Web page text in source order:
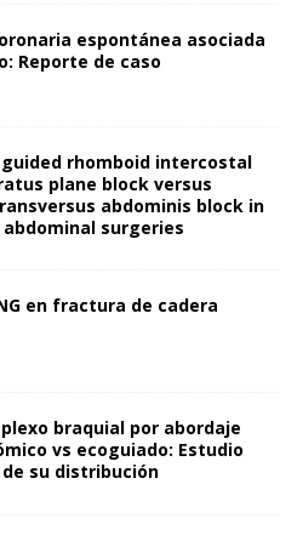
espontánea asociada
Reporte de caso
rhomboid intercostal
plane block versus
abdominis block in
surgeries
en fractura de cadera
braquial por abordaje
vs ecoguiado: Estudio
su distribución